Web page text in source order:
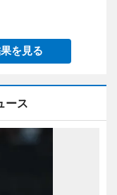
を見る
ース